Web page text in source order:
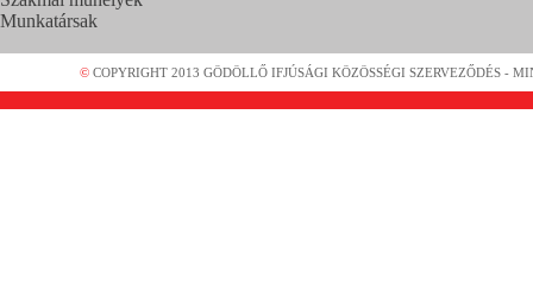
Munkatársak
©COPYRIGHT 2013 GÖDÖLLŐ IFJÚSÁGI KÖZÖSSÉGI SZERVEZŐDÉS -